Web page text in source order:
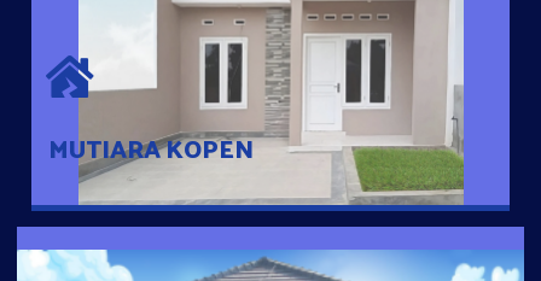
MUTIARA KOPEN
MUTIARA KOPEN
Hunian nyaman dengan suasana pedesaan. 10 menit dari pusat
kota, 2 menit dari Ring Road